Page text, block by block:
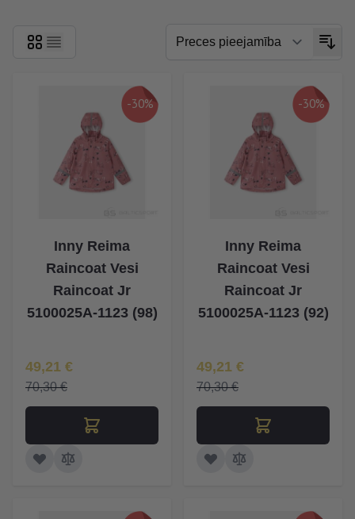
-30%
Inny Reima
Raincoat Vesi
Raincoat Jr
5100025A-1123 (98)
Īpaša Cena
49,21 €
70,30 €
-30%
Inny Reima
Raincoat Vesi
Raincoat Jr
5100025A-1123 (92)
Īpaša Cena
49,21 €
70,30 €